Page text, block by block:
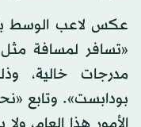
عكس لاعب الوسط
«تسافر لمسافة
مدرجات خالية،
بودابست». وتابع